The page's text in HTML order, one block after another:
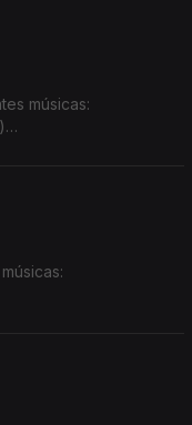
e as seguintes músicas: